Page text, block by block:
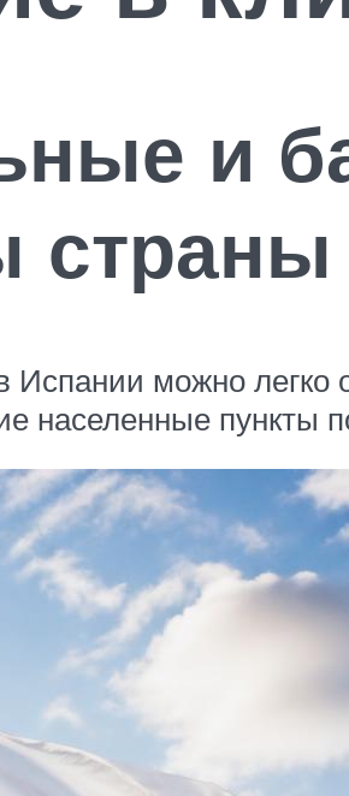
и
страны
Испании можно легко
населенные пункты